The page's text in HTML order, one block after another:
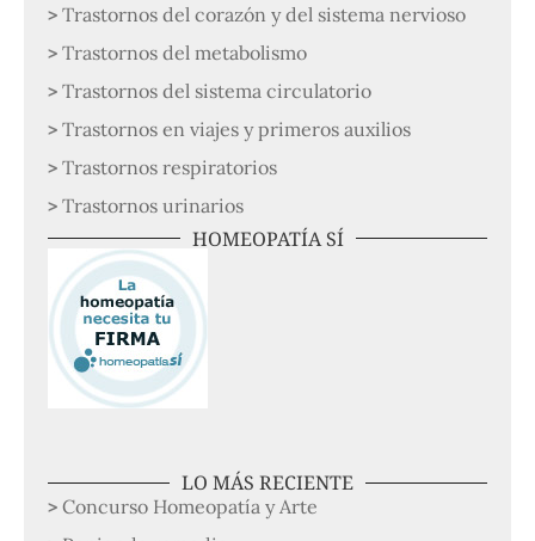
Trastornos del corazón y del sistema nervioso
Trastornos del metabolismo
Trastornos del sistema circulatorio
Trastornos en viajes y primeros auxilios
Trastornos respiratorios
Trastornos urinarios
HOMEOPATÍA SÍ
LO MÁS RECIENTE
Concurso Homeopatía y Arte